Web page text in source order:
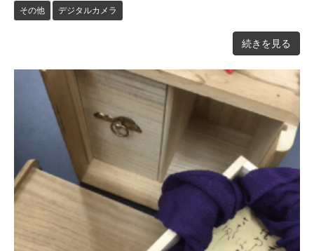
その他 デジタルカメラ
続きを見る